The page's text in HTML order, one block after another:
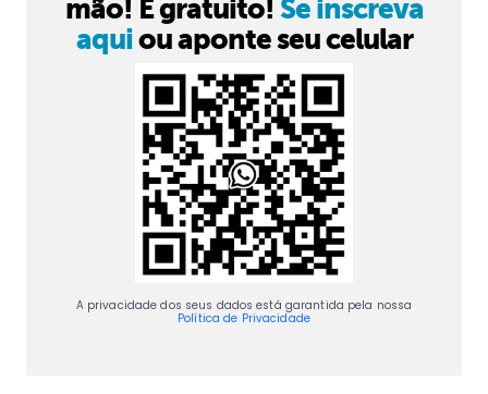
mão! É gratuito! Se inscreva
aquiou aponte seu celular
A privacidade dos seus dados está garantida pela nossa
Política de Privacidade